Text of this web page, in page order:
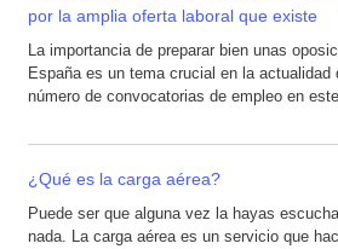
por la amplia oferta laboral que existe
La importancia de preparar bien unas
España es un tema crucial en la actualidad
número de convocatorias de empleo en
¿Qué es la carga aérea?
Puede ser que alguna vez la hayas
nada. La carga aérea es un servicio que